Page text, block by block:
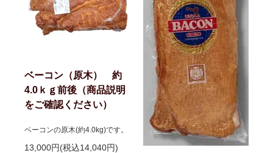
ベーコン（原木） 約
4.0ｋｇ前後（商品説明
をご確認ください）
ベーコンの原木(約4.0kg)です。
13,000円(税込14,040円)